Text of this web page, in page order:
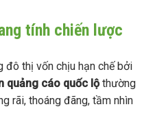
tính chiến lược
đô thị vốn chịu hạn chế bởi
quảng cáo quốc lộthường
rãi, thoáng đãng, tầm nhìn